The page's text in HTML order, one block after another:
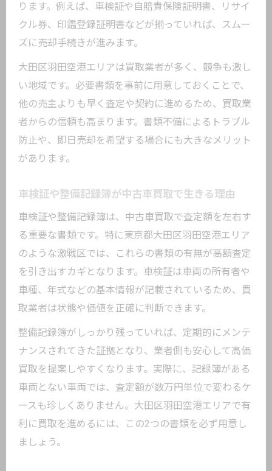
ります。例えば、車検証や自賠責保険証明書、リサイ
クル券、印鑑登録証明書などが揃っていれば、スムー
ズに売却手続きが進みます。
大田区羽田空港エリアは買取業者が多く、競争も激し
い地域です。必要書類を事前に用意しておくことで、
他の売主よりも早く査定や契約に進めるため、買取業
者からの信頼も高まります。書類不備によるトラブル
防止や、即日売却を希望する場合にも大きなメリット
があります。
車検証や整備記録簿が中古車買取で生きる理由
車検証や整備記録簿は、中古車買取で査定額を左右す
る重要な書類です。特に東京都大田区羽田空港エリア
のような激戦区では、これらの書類の有無が高額査定
を引き出すカギとなります。車検証は車両の所有者や
車種、年式などの基本情報が記載されているため、買
取業者は状態や価値を正確に判断できます。
整備記録簿がしっかり残っていれば、定期的にメンテ
ナンスされてきた証拠となり、業者側も安心して高価
買取を提案しやすくなります。実際に、記録簿がある
車両とない車両では、査定額が数万円単位で変わるケ
ースも珍しくありません。大田区羽田空港エリアで有
利に買取を進めるには、この2つの書類を必ず用意し
ましょう。